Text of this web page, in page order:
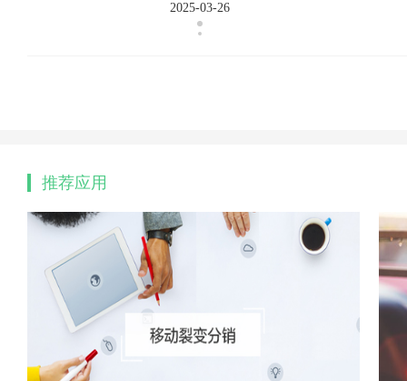
2025-03-26
推荐应用